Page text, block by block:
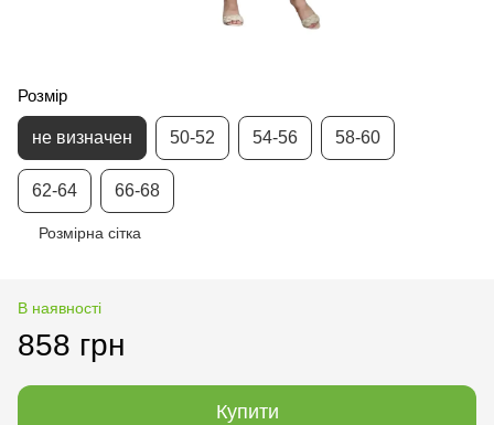
Розмір
не визначен 50-52 54-56 58-60
62-64 66-68
Розмірна сітка
В наявності
858 грн
Купити